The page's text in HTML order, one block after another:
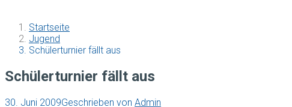
Startseite
Jugend
Schülerturnier fällt aus
Schülerturnier fällt aus
30. Juni 2009Geschrieben von Admin